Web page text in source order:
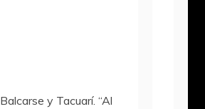
y Tacuarí. “Al